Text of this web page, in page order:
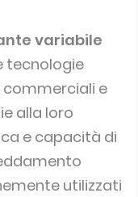
variabile
tecnologie
commerciali e
alla loro
e capacità di
utilizzati